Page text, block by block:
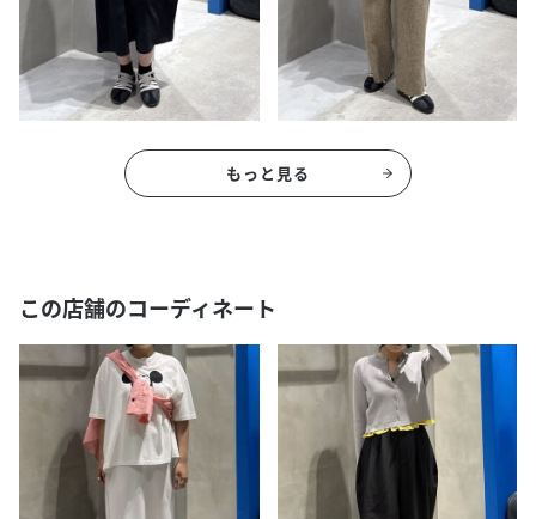
もっと見る
この店舗のコーディネート